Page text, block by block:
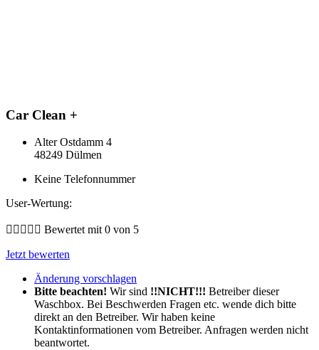
Car Clean +
Alter Ostdamm 4
48249 Dülmen
Keine Telefonnummer
User-Wertung:
     Bewertet mit 0 von 5
Jetzt bewerten
Änderung vorschlagen
Bitte beachten! Wir sind !!NICHT!!! Betreiber dieser
Waschbox. Bei Beschwerden Fragen etc. wende dich bitte
direkt an den Betreiber. Wir haben keine
Kontaktinformationen vom Betreiber. Anfragen werden nicht
beantwortet.